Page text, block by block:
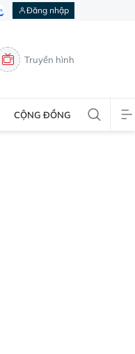
Đăng nhập
Truyền hình
CỘNG ĐỒNG